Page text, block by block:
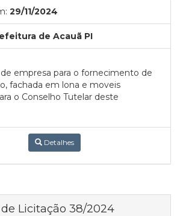
29/11/2024
de Acauã PI
empresa para o fornecimento de
fachada em lona e moveis
o Conselho Tutelar deste
Detalhes
Licitação 38/2024